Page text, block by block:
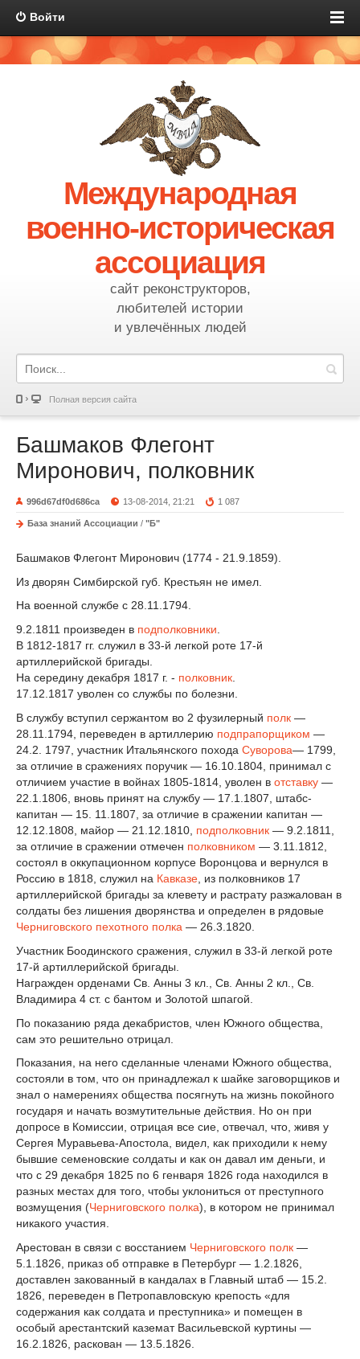
Войти
Международная
военно-историческая
ассоциация
сайт реконструкторов,
любителей истории
и увлечённых людей
Полная версия сайта
Башмаков Флегонт
Миронович, полковник
996d67df0d686ca 13-08-2014, 21:21 1 087
База знаний Ассоциации / "Б"
Башмаков Флегонт Миронович (1774 - 21.9.1859).
Из дворян Симбирской губ. Крестьян не имел.
На военной службе с 28.11.1794.
9.2.1811 произведен в подполковники
В 1812-1817 гг. служил в 33-й легкой роте 17-й
артиллерийской бригады.
На середину декабря 1817 г. - полковник
17.12.1817 уволен со службы по болезни.
В службу вступил сержантом во 2 фузилерный полк —
28.11.1794, переведен в артиллерию подпрапорщиком —
24.2. 1797, участник Итальянского похода Суворова— 1799,
за отличие в сражениях поручик — 16.10.1804, принимал с
отличием участие в войнах 1805-1814, уволен в отставку —
22.1.1806, вновь принят на службу — 17.1.1807, штабс-
капитан — 15. 11.1807, за отличие в сражении капитан —
12.12.1808, майор — 21.12.1810, подполковник — 9.2.1811,
за отличие в сражении отмечен полковником — 3.11.1812,
состоял в оккупационном корпусе Воронцова и вернулся в
Россию в 1818, служил на Кавказе , из полковников 17
артиллерийской бригады за клевету и растрату разжалован в
солдаты без лишения дворянства и определен в рядовые
Черниговского пехотного полка — 26.3.1820.
Участник Боодинского сражения, служил в 33-й легкой роте
17-й артиллерийской бригады.
Награжден орденами Св. Анны 3 кл., Св. Анны 2 кл., Св.
Владимира 4 ст. с бантом и Золотой шпагой.
По показанию ряда декабристов, член Южного общества,
сам это решительно отрицал.
Показания, на него сделанные членами Южного общества,
состояли в том, что он принадлежал к шайке заговорщиков и
знал о намерениях общества посягнуть на жизнь покойного
государя и начать возмутительные действия. Но он при
допросе в Комиссии, отрицая все сие, отвечал, что, живя у
Сергея Муравьева-Апостола, видел, как приходили к нему
бывшие семеновские солдаты и как он давал им деньги, и
что с 29 декабря 1825 по 6 генваря 1826 года находился в
разных местах для того, чтобы уклониться от преступного
возмущения (Черниговского полка), в котором не принимал
никакого участия.
Арестован в связи с восстанием Черниговского полк —
5.1.1826, приказ об отправке в Петербург — 1.2.1826,
доставлен закованный в кандалах в Главный штаб — 15.2.
1826, переведен в Петропавловскую крепость «для
содержания как солдата и преступника» и помещен в
особый арестантский каземат Васильевской куртины —
16.2.1826, раскован — 13.5.1826.